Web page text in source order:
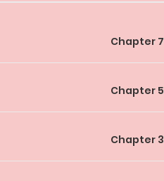
Chapter 7
Chapter 5
Chapter 3